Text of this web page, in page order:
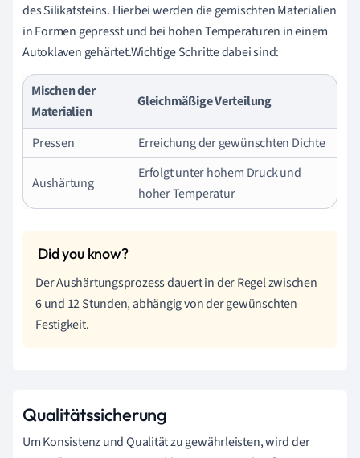
des Silikatsteins. Hierbei werden die gemischten Materialien
in Formen gepresst und bei hohen Temperaturen in einem
Autoklaven gehärtet.Wichtige Schritte dabei sind:
Mischen der
Materialien
Gleichmäßige Verteilung
Pressen Erreichung der gewünschten Dichte
Aushärtung
Erfolgt unter hohem Druck und
hoher Temperatur
Der Aushärtungsprozess dauert in der Regel zwischen
6 und 12 Stunden, abhängig von der gewünschten
Festigkeit.
Qualitätssicherung
Um Konsistenz und Qualität zu gewährleisten, wird der